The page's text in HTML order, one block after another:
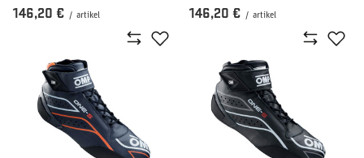
146,20 € / artikel 146,20 € / artikel